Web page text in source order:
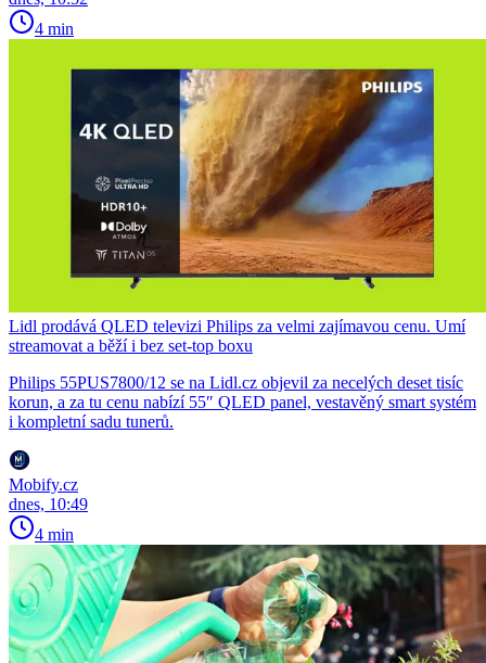
4 min
Lidl prodává QLED televizi Philips za velmi zajímavou cenu. Umí
streamovat a běží i bez set-top boxu
Philips 55PUS7800/12 se na Lidl.cz objevil za necelých deset tisíc
korun, a za tu cenu nabízí 55″ QLED panel, vestavěný smart systém
i kompletní sadu tunerů.
Mobify.cz
dnes, 10:49
4 min